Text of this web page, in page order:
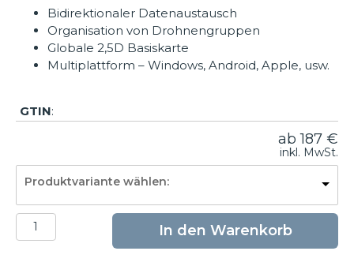
Bidirektionaler Datenaustausch
Organisation von Drohnengruppen
Globale 2,5D Basiskarte
Multiplattform – Windows, Android, Apple, usw.
GTIN:
ab187 €
inkl. MwSt.
Produktvariante wählen:
DJI
FlightHub
In den Warenkorb